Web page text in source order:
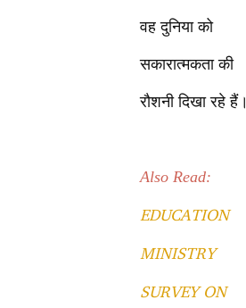
वह दुनिया को
सकारात्मकता की
रौशनी दिखा रहे हैं।
Also Read:
EDUCATION
MINISTRY
SURVEY ON